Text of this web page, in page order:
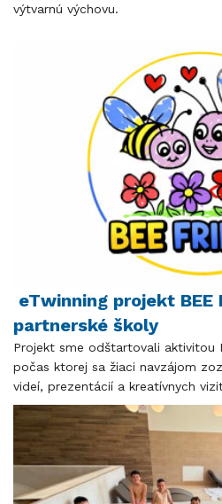
výtvarnú výchovu.
eTwinning projekt BEE
partnerské školy
Projekt sme odštartovali aktivitou
počas ktorej sa žiaci navzájom
videí, prezentácií a kreatívnych